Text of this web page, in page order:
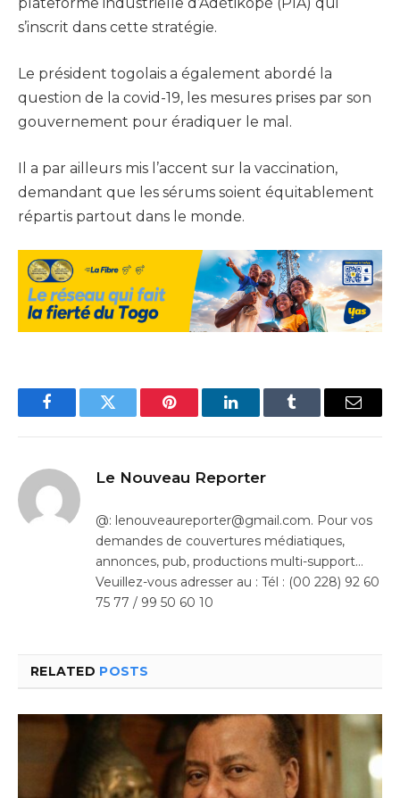
plateforme industrielle d’Adétikopé (PIA) qui
s’inscrit dans cette stratégie.
Le président togolais a également abordé la
question de la covid-19, les mesures prises par son
gouvernement pour éradiquer le mal.
Il a par ailleurs mis l’accent sur la vaccination,
demandant que les sérums soient équitablement
répartis partout dans le monde.
FacebookTwitter Pinterest LinkedInTumblr Email
Le Nouveau Reporter
@: lenouveaureporter@gmail.com. Pour vos
demandes de couvertures médiatiques,
annonces, pub, productions multi-support…
Veuillez-vous adresser au : Tél : (00 228) 92 60
75 77 / 99 50 60 10
RELATED POSTS